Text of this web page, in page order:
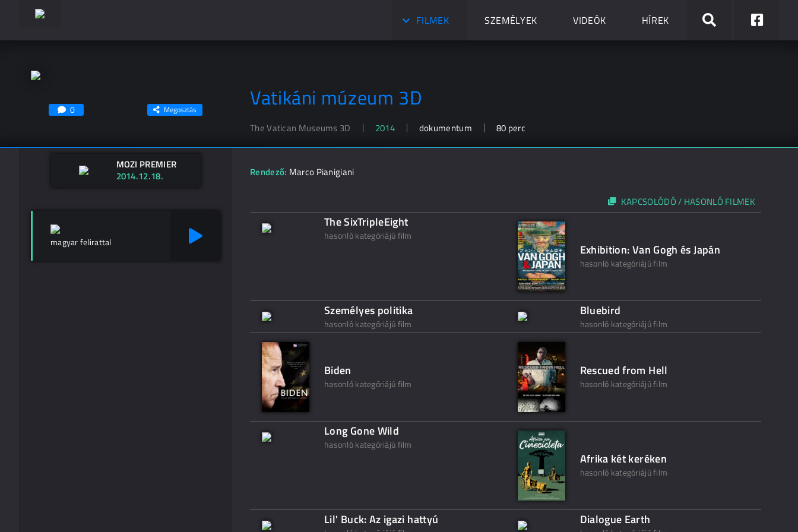
FILMEK SZEMÉLYEK VIDEÓK HÍREK
Vatikáni múzeum 3D
The Vatican Museums 3D 2014 dokumentum 80 perc
0 Megosztás
MOZI PREMIER
2014.12.18.
magyar felirattal
Rendező: Marco Pianigiani
KAPCSOLÓDÓ / HASONLÓ FILMEK
The SixTripleEight
hasonló kategóriájú film
Exhibition: Van Gogh és Japán
hasonló kategóriájú film
Személyes politika
hasonló kategóriájú film
Bluebird
hasonló kategóriájú film
Biden
hasonló kategóriájú film
Rescued from Hell
hasonló kategóriájú film
Long Gone Wild
hasonló kategóriájú film
Afrika két keréken
hasonló kategóriájú film
Lil' Buck: Az igazi hattyú Dialogue Earth